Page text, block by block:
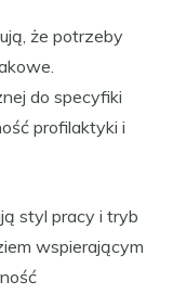
że potrzeby
do specyfiki
profilaktyki i
styl pracy i tryb
wspierającym